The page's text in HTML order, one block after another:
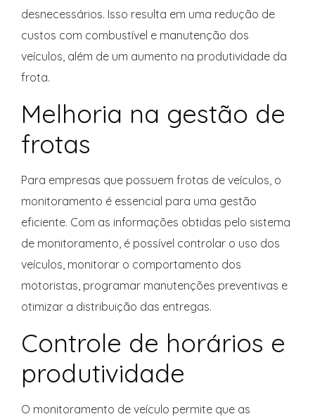
desnecessários. Isso resulta em uma redução de
custos com combustível e manutenção dos
veículos, além de um aumento na produtividade da
frota.
Melhoria na gestão de
frotas
Para empresas que possuem frotas de veículos, o
monitoramento é essencial para uma gestão
eficiente. Com as informações obtidas pelo sistema
de monitoramento, é possível controlar o uso dos
veículos, monitorar o comportamento dos
motoristas, programar manutenções preventivas e
otimizar a distribuição das entregas.
Controle de horários e
produtividade
O monitoramento de veículo permite que as